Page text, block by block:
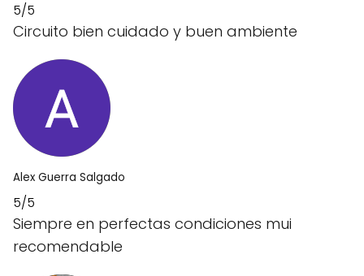
5/5
Circuito bien cuidado y buen ambiente
Alex Guerra Salgado
5/5
Siempre en perfectas condiciones mui
recomendable